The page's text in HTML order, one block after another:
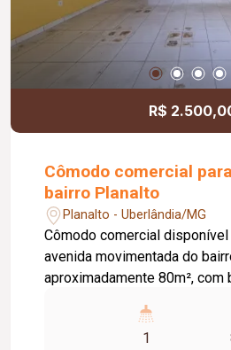
R$
Cômodo comercial
bairro Planalto
Planalto - Uberlândia/MG
Cômodo comercial
avenida movimentada do
aproximadamente 80m², com
1